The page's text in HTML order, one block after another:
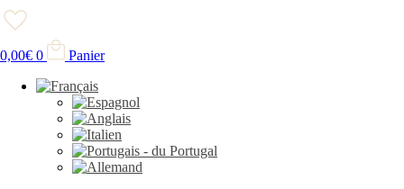
0,00€ 0 Panier